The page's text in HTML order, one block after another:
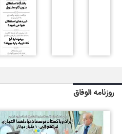
روزنامه الوفاق